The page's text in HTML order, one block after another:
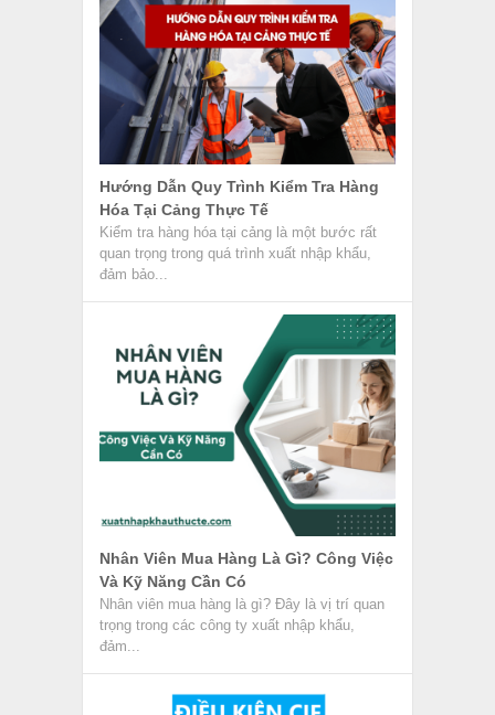
Nhân Viên Mua Hàng Là Gì? Công Việc
Và Kỹ Năng Cần Có
Nhân viên mua hàng là gì? Đây là vị trí quan
trọng trong các công ty xuất nhập khẩu,
đảm...
Điều Kiện CIF Trong Incoterms 2020
Trong giao dịch thương mại quốc tế, điều kiện
CIF thuộc điều kiện nhóm C trong phiên bản
Incoterms mới...